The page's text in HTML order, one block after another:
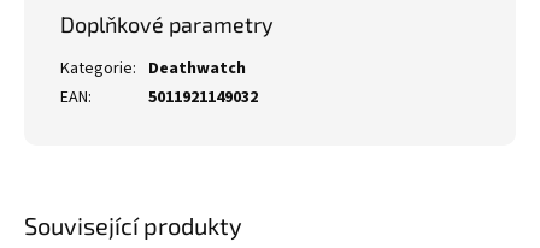
Související produkty
Doplňkové parametry
Kategorie: Deathwatch
EAN: 5011921149032